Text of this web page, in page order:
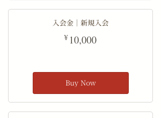
入会金｜新規入会
¥ 10,000
Buy Now